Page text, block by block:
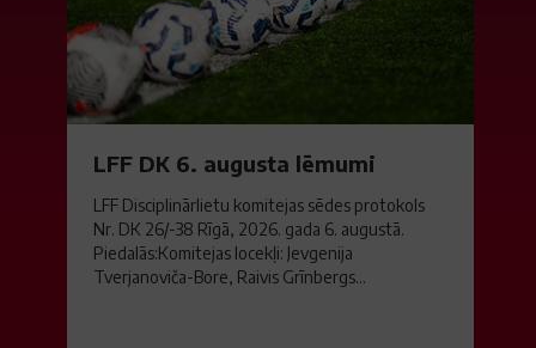
LFF DK 6. augusta lēmumi
LFF Disciplinārlietu komitejas sēdes protokols
Nr. DK 26/-38 Rīgā, 2026. gada 6. augustā.
Piedalās:Komitejas locekļi: Jevgenija
Tverjanoviča-Bore, Raivis Grīnbergs...